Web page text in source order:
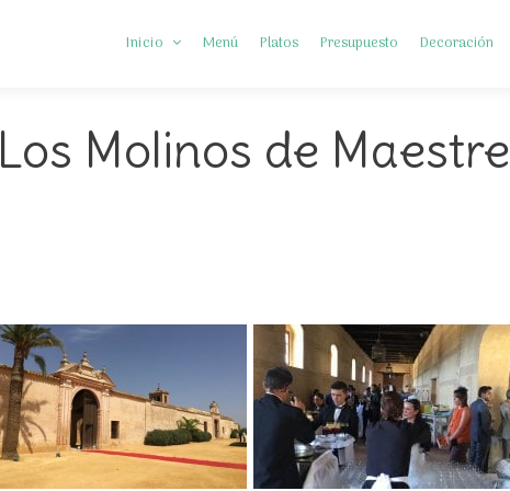
Inicio
Somos Diferentes
Menú Platos Presupuesto Decoración
Los Molinos de Maestre